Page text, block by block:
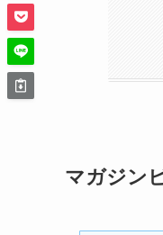
マガジン